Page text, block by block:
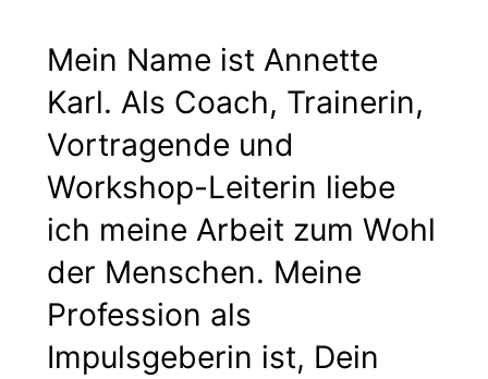
Mein Name ist Annette
Karl. Als Coach, Trainerin,
Vortragende und
Workshop-Leiterin liebe
ich meine Arbeit zum Wohl
der Menschen. Meine
Profession als
Impulsgeberin ist, Dein